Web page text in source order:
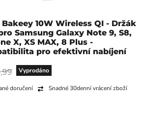
10W Wireless QI - Držák
Samsung Galaxy Note 9, S8,
X, XS MAX, 8 Plus -
pro efektivní nabíjení
Vyprodáno
cena
doručení Snadné 30denní vrácení zboží